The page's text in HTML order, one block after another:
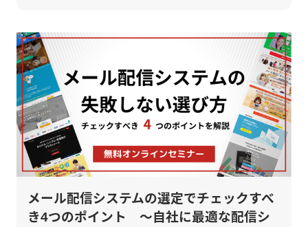
メール配信システムの選定でチェックすべ
き4つのポイント ～自社に最適な配信シ